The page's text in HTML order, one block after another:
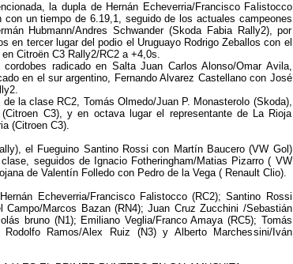
la dupla de Hernán Echeverria/Francisco Falistocco
con un tiempo de 6.19,1, seguido de los actuales campeones
Hubmann/Andres Schwander (Skoda Fabia Rally2), por
en tercer lugar del podio el Uruguayo Rodrigo Zeballos con el
Citroën C3 Rally2/RC2 a +4,0s.
radicado en Salta Juan Carlos Alonso/Omar Avila,
en el sur argentino, Fernando Alvarez Castellano con José
la clase RC2, Tomás Olmedo/Juan P. Monasterolo (Skoda),
C3), y en octava lugar el representante de La Rioja
(Citroen C3).
el Fueguino Santino Rossi con Martín Baucero (VW Gol)
seguidos de Ignacio Fotheringham/Matias Pizarro ( VW
de Valentín Folledo con Pedro de la Vega ( Renault Clio).
Echeverria/Francisco Falistocco (RC2); Santino Rossi
Campo/Marcos Bazan (RN4); Juan Cruz Zucchini /Sebastián
bruno (N1); Emiliano Veglia/Franco Amaya (RC5); Tomás
Rodolfo Ramos/Alex Ruiz (N3) y Alberto Marchessini/Iván